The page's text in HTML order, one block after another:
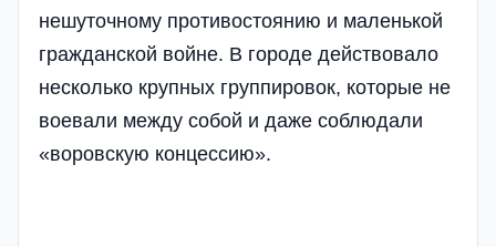
нешуточному противостоянию и маленькой
гражданской войне. В городе действовало
несколько крупных группировок, которые не
воевали между собой и даже соблюдали
«воровскую концессию».